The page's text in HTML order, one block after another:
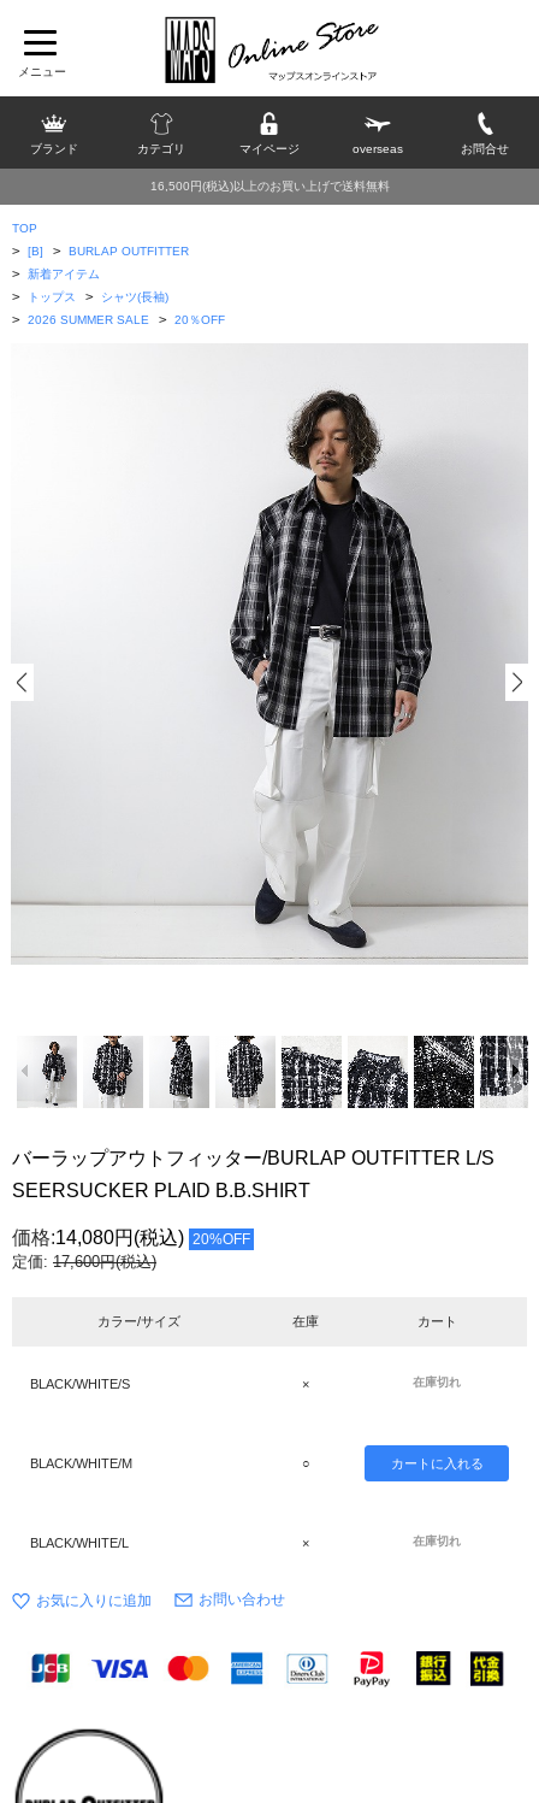
ブランド カテゴリ マイページ overseas お問合せ
16,500円(税込)以上のお買い上げで送料無料
TOP
> [B] > BURLAP OUTFITTER
> 新着アイテム
> トップス > シャツ(長袖)
> 2026 SUMMER SALE > 20％OFF
バーラップアウトフィッター/BURLAP OUTFITTER L/S
SEERSUCKER PLAID B.B.SHIRT
価格:14,080円 (税込) 20%OFF
定価: 17,600円(税込)
カラー/サイズ 在庫 カート
BLACK/WHITE/S × 在庫切れ
BLACK/WHITE/M ○
BLACK/WHITE/L × 在庫切れ
お問い合わせ